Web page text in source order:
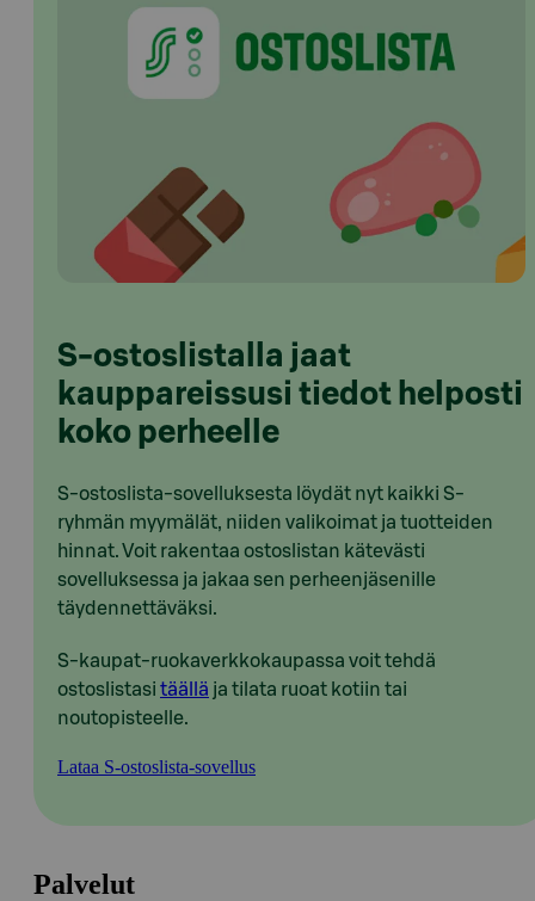
S-ostoslistalla jaat
kauppareissusi tiedot helposti
koko perheelle
S-ostoslista-sovelluksesta löydät nyt kaikki S-
ryhmän myymälät, niiden valikoimat ja tuotteiden
hinnat. Voit rakentaa ostoslistan kätevästi
sovelluksessa ja jakaa sen perheenjäsenille
täydennettäväksi.
S-kaupat-ruokaverkkokaupassa voit tehdä
ostoslistasi täällä ja tilata ruoat kotiin tai
noutopisteelle.
Lataa S-ostoslista-sovellus
Palvelut